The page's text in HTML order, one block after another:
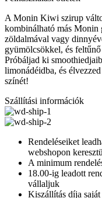
A Monin Kiwi szirup
kombinálható más Monin
zöldalmával vagy
gyümölcsökkel, és
Próbáljad ki
limonádéidba, és
színét!
Szállítási információk
Rendeléseiket
webshopon
A minimum
18.00-ig leadott
vállaljuk
Kiszállítás díja